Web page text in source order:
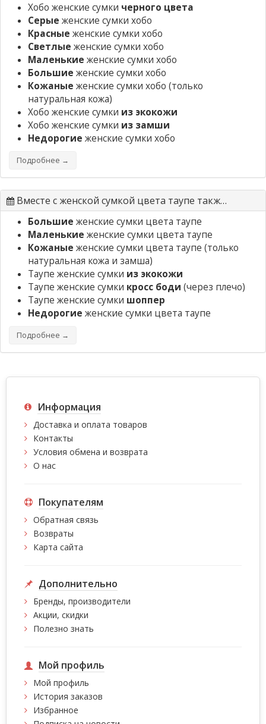
Хобо женские сумки черного цвета
Серые женские сумки хобо
Красные женские сумки хобо
Светлые женские сумки хобо
Маленькие женские сумки хобо
Большие женские сумки хобо
Кожаные женские сумки хобо (только
натуральная кожа)
Хобо женские сумки из экокожи
Хобо женские сумки из замши
Недорогие женские сумки хобо
Подробнее →
Вместе с женской сумкой цвета таупе также ищут
Большие женские сумки цвета таупе
Маленькие женские сумки цвета таупе
Кожаные женские сумки цвета таупе (только
натуральная кожа и замша)
Таупе женские сумки из экокожи
Таупе женские сумки кросс боди (через плечо)
Таупе женские сумки шоппер
Недорогие женские сумки цвета таупе
Подробнее →
Информация
Доставка и оплата товаров
Контакты
Условия обмена и возврата
О нас
Покупателям
Обратная связь
Возвраты
Карта сайта
Дополнительно
Бренды, производители
Акции, скидки
Полезно знать
Мой профиль
Мой профиль
История заказов
Избранное